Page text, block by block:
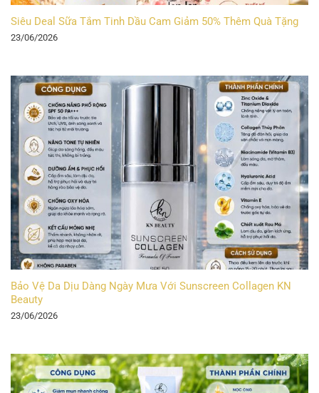
Siêu Deal Sữa Tắm Tinh Dầu Cam Giảm 50% Thêm Quà Tặng
23/06/2026
Bảo Vệ Da Dịu Dàng Ngày Mưa Với Sunscreen Collagen KN
Beauty
23/06/2026